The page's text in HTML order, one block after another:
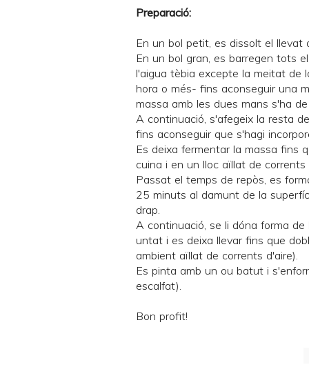
Preparació:
En un bol petit, es dissolt el llevat
En un bol gran, es barregen tots
l'aigua tèbia excepte la meitat de
hora o més- fins aconseguir una
massa amb les dues mans s'ha
A continuació, s'afegeix la resta
fins aconseguir que s'hagi
Es deixa fermentar la massa fins
cuina i en un lloc aïllat de corrents
Passat el temps de repòs, es
25 minuts al damunt de la
drap.
A continuació, se li dóna forma de
untat i es deixa llevar fins que
ambient aïllat de corrents d'aire).
Es pinta amb un ou batut i
escalfat).
Bon profit!